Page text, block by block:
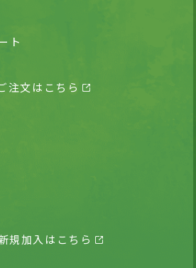
ト
注文はこちら
規加入はこちら